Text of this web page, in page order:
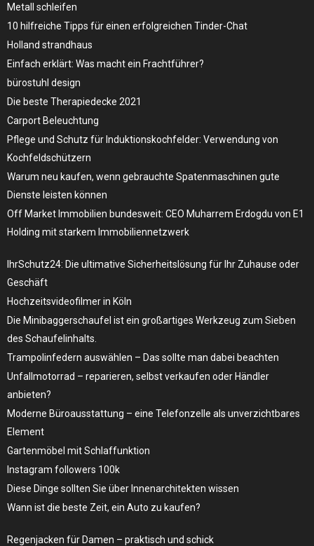
Metall schleifen
10 hilfreiche Tipps für einen erfolgreichen Tinder-Chat
Holland strandhaus
Einfach erklärt: Was macht ein Frachtführer?
bürostuhl design
Die beste Therapiedecke 2021
Carport Beleuchtung
Pflege und Schutz für Induktionskochfelder: Verwendung von
Kochfeldschützern
Warum neu kaufen, wenn gebrauchte Spatenmaschinen gute
Dienste leisten können
Off Market Immobilien bundesweit: CEO Muharrem Erdogdu von E1
Holding mit starkem Immobiliennetzwerk
IhrSchutz24: Die ultimative Sicherheitslösung für Ihr Zuhause oder
Geschäft
Hochzeitsvideofilmer in Köln
Die Minibaggerschaufel ist ein großartiges Werkzeug zum Sieben
des Schaufelinhalts.
Trampolinfedern auswählen – Das sollte man dabei beachten
Unfallmotorrad – reparieren, selbst verkaufen oder Händler
anbieten?
Moderne Büroausstattung – eine Telefonzelle als unverzichtbares
Element
Gartenmöbel mit Schlaffunktion
Instagram followers 100k
Diese Dinge sollten Sie über Innenarchitekten wissen
Wann ist die beste Zeit, ein Auto zu kaufen?
Regenjacken für Damen – praktisch und schick